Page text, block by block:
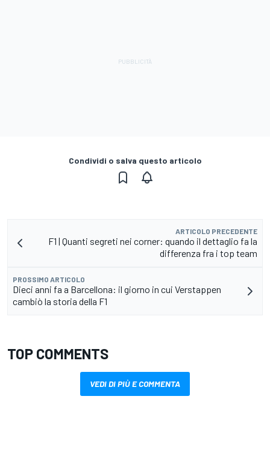
Condividi o salva questo articolo
ARTICOLO PRECEDENTE
F1 | Quanti segreti nei corner: quando il dettaglio fa la
differenza fra i top team
PROSSIMO ARTICOLO
Dieci anni fa a Barcellona: il giorno in cui Verstappen
cambiò la storia della F1
TOP COMMENTS
VEDI DI PIÙ E COMMENTA